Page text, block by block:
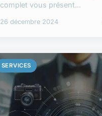
complet vous présent...
26 décembre 2024
SERVICES